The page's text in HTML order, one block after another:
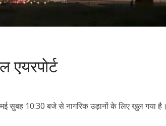
सुबह 10:30 बजे से नागरिक उड़ानों के लिए खुल गया है।